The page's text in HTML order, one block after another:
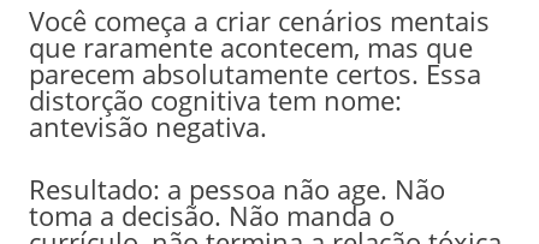
Você começa a criar cenários mentais
que raramente acontecem, mas que
parecem absolutamente certos. Essa
distorção cognitiva tem nome:
antevisão negativa.
Resultado: a pessoa não age. Não
toma a decisão. Não manda o